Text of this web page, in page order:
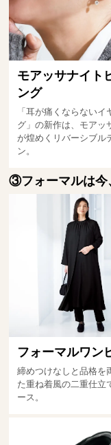
モアッサナイト
ング
「耳が痛くならないイ
グ」の新作は、モアッ
が煌めくリバーシブル
ン。
③フォーマルは今
フォーマルワン
締めつけなしと品格を
た重ね着風の二重仕立
ース。